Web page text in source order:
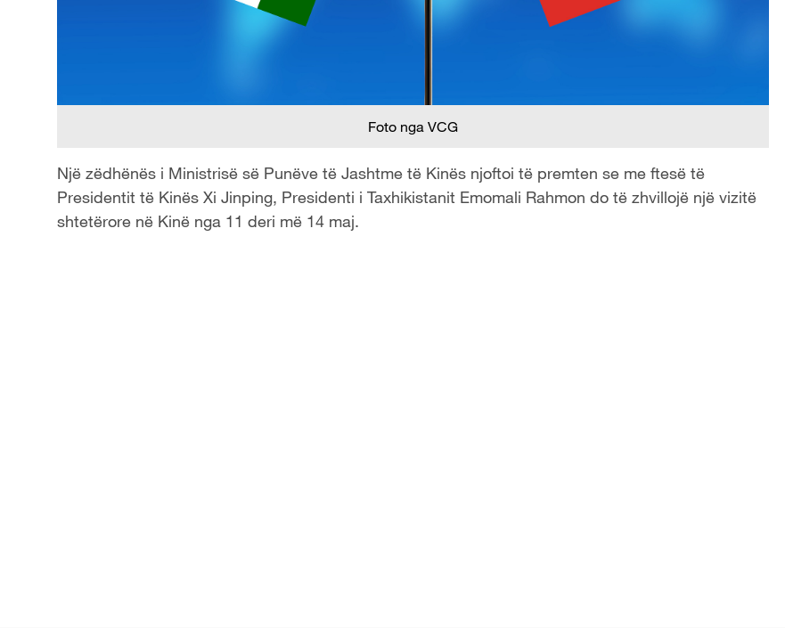
Foto nga VCG
Një zëdhënës i Ministrisë së Punëve të Jashtme të Kinës njoftoi të premten se me ftesë të
Presidentit të Kinës Xi Jinping, Presidenti i Taxhikistanit Emomali Rahmon do të zhvillojë një vizitë
shtetërore në Kinë nga 11 deri më 14 maj.